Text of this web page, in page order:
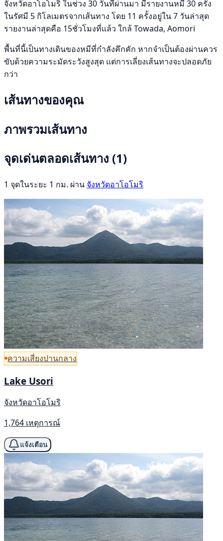
จังหวัดอาโอโมริ ในช่วง 30 วันที่ผ่านมา มีรายงานหมี 30 ครั้ง
ในรัศมี 5 กิโลเมตรจากเส้นทาง โดย 11 ครั้งอยู่ใน 7 วันล่าสุด
รายงานล่าสุดคือ 15ชั่วโมงที่แล้ว ใกล้ Towada, Aomori
พื้นที่นี้เป็นทางเดินของหมีที่กำลังคึกคัก หากจำเป็นต้องผ่านควร
ขับด้วยความระมัดระวังสูงสุด แต่การเลี่ยงเส้นทางจะปลอดภัย
กว่า
เส้นทางของคุณ
ภาพรวมเส้นทาง
จุดเด่นตลอดเส้นทาง (1)
1 จุดในระยะ 1 กม. ผ่าน จังหวัดอาโอโมริ
ความเสี่ยงปานกลาง
Lake Usori
จังหวัดอาโอโมริ
1,764 เหตุการณ์
แจ้งเตือน